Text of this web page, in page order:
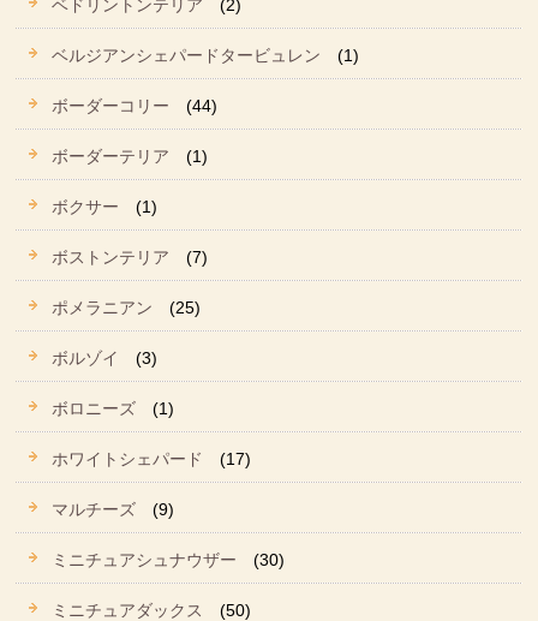
ベドリントンテリア (2)
ベルジアンシェパードタービュレン (1)
ボーダーコリー (44)
ボーダーテリア (1)
ボクサー (1)
ボストンテリア (7)
ポメラニアン (25)
ボルゾイ (3)
ボロニーズ (1)
ホワイトシェパード (17)
マルチーズ (9)
ミニチュアシュナウザー (30)
ミニチュアダックス (50)